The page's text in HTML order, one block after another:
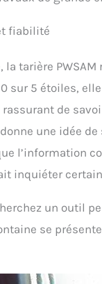
fiabilité
la tarière
sur 5 étoiles,
de
une idée
l’information
inquiéter
un outil
se